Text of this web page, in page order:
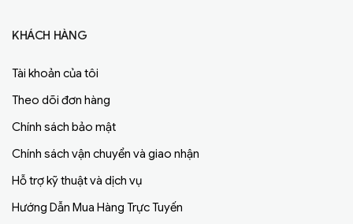
KHÁCH HÀNG
Tài khoản của tôi
Theo dõi đơn hàng
Chính sách bảo mật
Chính sách vận chuyển và giao nhận
Hỗ trợ kỹ thuật và dịch vụ
Hướng Dẫn Mua Hàng Trực Tuyến